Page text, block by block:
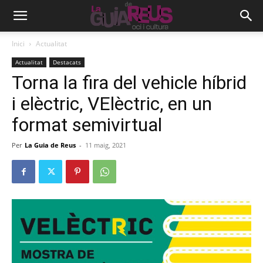
Inici Actualitat
Actualitat Destacats
Torna la fira del vehicle híbrid
i elèctric, VElèctric, en un
format semivirtual
Per La Guia de Reus - 11 maig, 2021